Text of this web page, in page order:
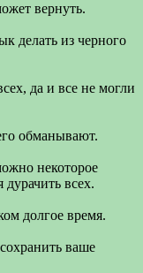
вернуть.
делать из черного
да и все не могли
обманывают.
некоторое
дурачить всех.
долгое время.
ваше